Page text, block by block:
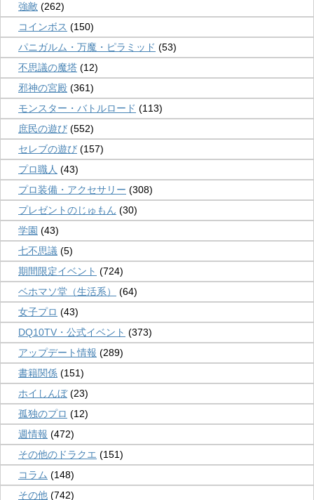
強敵 (262)
コインボス (150)
パニガルム・万魔・ピラミッド (53)
不思議の魔塔 (12)
邪神の宮殿 (361)
モンスター・バトルロード (113)
庶民の遊び (552)
セレブの遊び (157)
プロ職人 (43)
プロ装備・アクセサリー (308)
プレゼントのじゅもん (30)
学園 (43)
七不思議 (5)
期間限定イベント (724)
ベホマソ堂（生活系）
(64)
女子プロ (43)
DQ10TV・公式イベント (373)
アップデート情報 (289)
書籍関係 (151)
ホイしんぼ(23)
孤独のプロ (12)
週情報 (472)
その他のドラクエ (151)
コラム (148)
その他 (742)